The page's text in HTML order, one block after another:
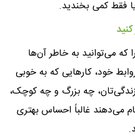
فقط کمی بخندید.
که می‌توانید به ‌خاطر آن‌ها
خود، کارهایی که به خوبی
چه بزرگ و چه کوچک،
می‌دهند غالباً احساس بهتری